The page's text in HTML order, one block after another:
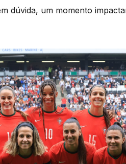
dúvida, um momento